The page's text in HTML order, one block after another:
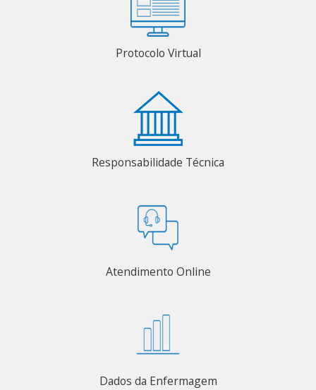
Protocolo Virtual
Responsabilidade Técnica
Atendimento Online
Dados da Enfermagem